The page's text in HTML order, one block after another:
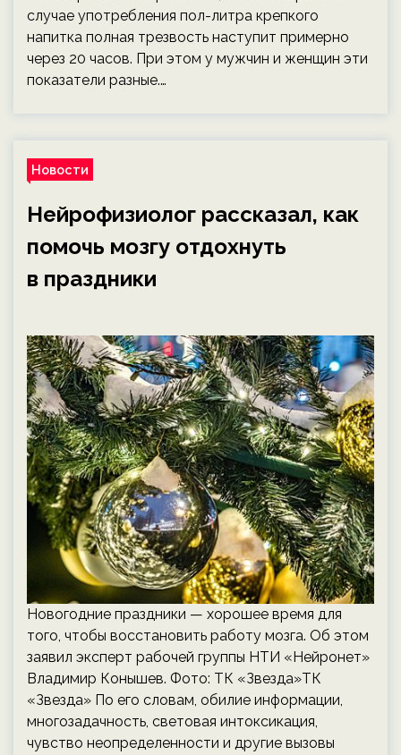
случае употребления пол-литра крепкого
напитка полная трезвость наступит примерно
через 20 часов. При этом у мужчин и женщин эти
показатели разные.…
Новости
Нейрофизиолог рассказал, как
помочь мозгу отдохнуть
в праздники
Новогодние праздники — хорошее время для
того, чтобы восстановить работу мозга. Об этом
заявил эксперт рабочей группы НТИ «Нейронет»
Владимир Конышев. Фото: ТК «Звезда»ТК
«Звезда» По его словам, обилие информации,
многозадачность, световая интоксикация,
чувство неопределенности и другие вызовы